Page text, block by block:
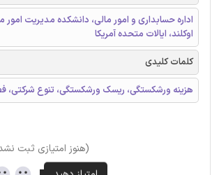
اداره حسابداری و امور مالی، دانشکده مدیریت امور
اوکلند، ایالات متحده آمریکا
کلمات کلیدی
هزینه‌ ورشکستگی، ریسک ورشکستگی، تنوع شرکتی،
(هنوز امتیازی ثبت